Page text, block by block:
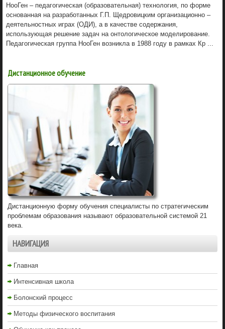
НооГен – педагогическая (образовательная) технология, по форме
основанная на разработанных Г.П. Щедровицким организационно –
деятельностных играх (ОДИ), а в качестве содержания,
использующая решение задач на онтологическое моделирование.
Педагогическая группа НооГен возникла в 1988 году в рамках Кр ...
Дистанционное обучение
Дистанционную форму обучения специалисты по стратегическим
проблемам образования называют образовательной системой 21
века.
НАВИГАЦИЯ
Главная
Интенсивная школа
Болонский процесс
Методы физического воспитания